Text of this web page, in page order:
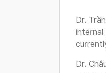
Dr.
internal
Dr.